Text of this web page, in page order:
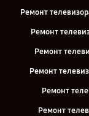
Ремонт
Ремонт
Ремонт
Ремонт
Ремонт
Ремонт